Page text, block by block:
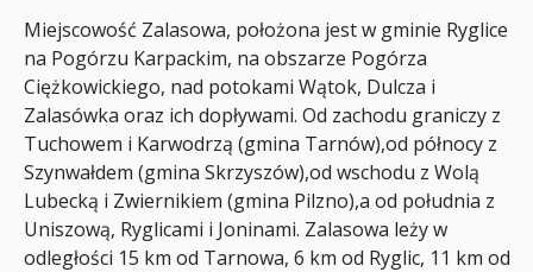
Miejscowość Zalasowa, położona jest w gminie Ryglice
na Pogórzu Karpackim, na obszarze Pogórza
Ciężkowickiego, nad potokami Wątok, Dulcza i
Zalasówka oraz ich dopływami. Od zachodu graniczy z
Tuchowem i Karwodrzą (gmina Tarnów),od północy z
Szynwałdem (gmina Skrzyszów),od wschodu z Wolą
Lubecką i Zwiernikiem (gmina Pilzno),a od południa z
Uniszową, Ryglicami i Joninami. Zalasowa leży w
odległości 15 km od Tarnowa, 6 km od Ryglic, 11 km od